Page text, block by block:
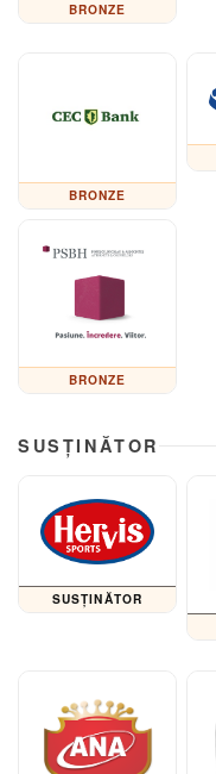
BRONZE
BRONZE
BRONZE
SUSȚINĂTOR
SUSȚINĂTOR